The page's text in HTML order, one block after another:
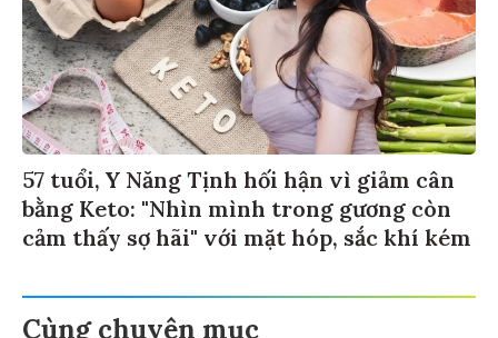
57 tuổi, Y Năng Tịnh hối hận vì giảm cân
bằng Keto: "Nhìn mình trong gương còn
cảm thấy sợ hãi" với mặt hóp, sắc khí kém
Cùng chuyên mục